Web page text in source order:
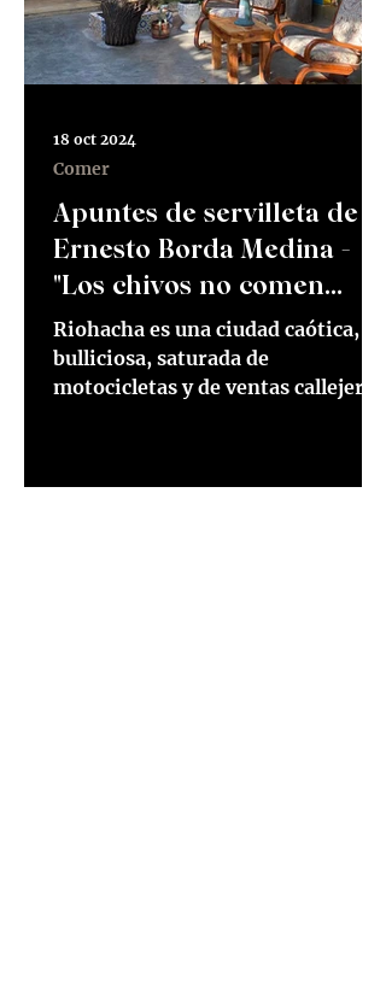
Apuntes de servilleta de
Ernesto Borda Medina -
"Los chivos no comen
corozo"
Riohacha es una ciudad caótica,
bulliciosa, saturada de
motocicletas y de ventas callejeras.
Comer
18 oct 2024